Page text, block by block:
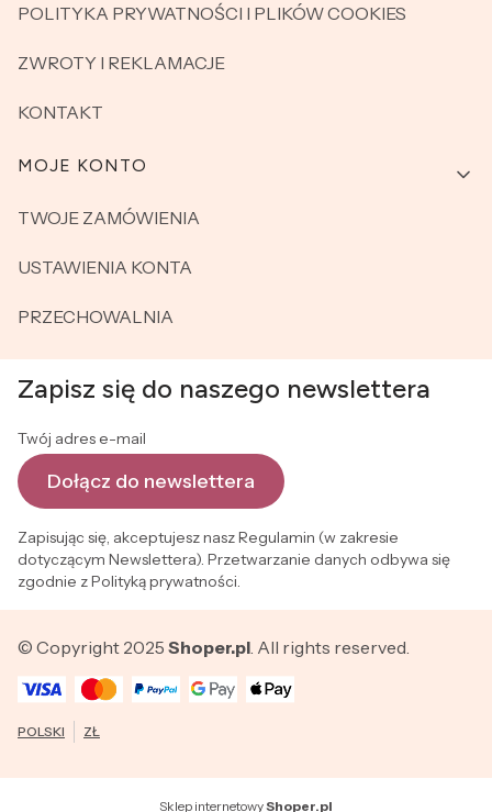
POLITYKA PRYWATNOŚCI I PLIKÓW COOKIES
ZWROTY I REKLAMACJE
KONTAKT
MOJE KONTO
TWOJE ZAMÓWIENIA
USTAWIENIA KONTA
PRZECHOWALNIA
Zapisz się do naszego newslettera
Twój adres e-mail
Dołącz do newslettera
Zapisując się, akceptujesz nasz Regulamin (w zakresie
dotyczącym Newslettera). Przetwarzanie danych odbywa się
zgodnie z Polityką prywatności.
© Copyright 2025 Shoper.pl. All rights reserved.
POLSKI ZŁ
Sklep internetowyShoper.pl